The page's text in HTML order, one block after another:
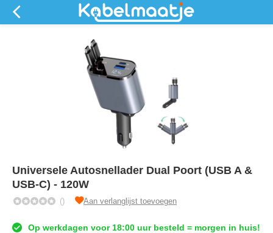
Universele Autosnellader Dual Poort (USB A &
USB-C) - 120W
() Aan verlanglijst toevoegen
Op werkdagen voor 18:00 uur besteld = morgen in huis!